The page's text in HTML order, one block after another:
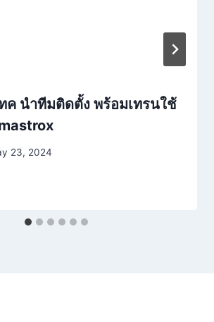
ค นำทีมติดตั้ง พร้อมเทรนใช้
23, 2024